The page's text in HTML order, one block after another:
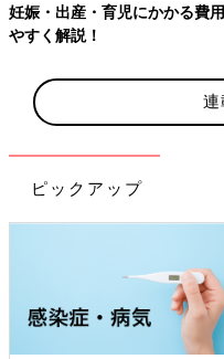
児にかかる費用やもらえる補
ピックアップ